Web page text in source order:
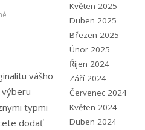
vášho
typmi
dodať
Květen 2025
Duben 2025
Březen 2025
Únor 2025
Říjen 2024
Září 2024
Červenec 2024
Květen 2024
Duben 2024